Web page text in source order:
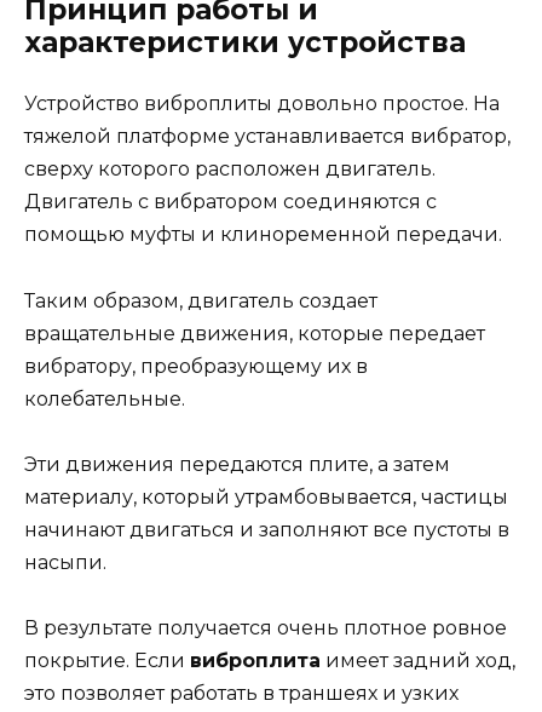
Принцип работы и
характеристики устройства
Устройство виброплиты довольно простое. На
тяжелой платформе устанавливается вибратор,
сверху которого расположен двигатель.
Двигатель с вибратором соединяются с
помощью муфты и клиноременной передачи.
Таким образом, двигатель создает
вращательные движения, которые передает
вибратору, преобразующему их в
колебательные.
Эти движения передаются плите, а затем
материалу, который утрамбовывается, частицы
начинают двигаться и заполняют все пустоты в
насыпи.
В результате получается очень плотное ровное
покрытие. Если виброплита имеет задний ход,
это позволяет работать в траншеях и узких